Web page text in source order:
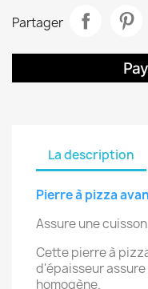
Partager
La description
Pierre à pizza
Assure une
Cette pierre à
d'épaisseur
homogène.